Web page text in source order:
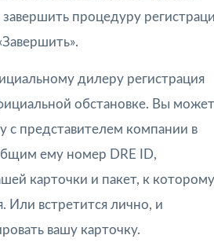
процедуру
дилеру регистрация
обстановке. Вы
с представителем компании в
ему номер DRE ID,
карточки и пакет, к которому
Или встретится лично, и
вашу карточку.